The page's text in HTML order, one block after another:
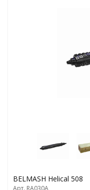
BELMASH Helical 508
Арт. RA030A